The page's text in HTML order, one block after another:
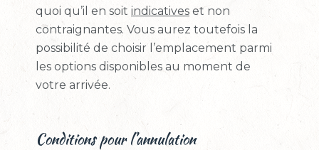
quoi qu’il en soit indicatives et non
contraignantes. Vous aurez toutefois la
possibilité de choisir l’emplacement parmi
les options disponibles au moment de
votre arrivée.
Conditions pour l’annulation